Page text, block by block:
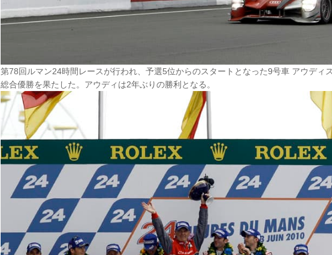
第78回ルマン24時間レースが行われ、予選5位からのスタートとなった9号車 アウディ
総合優勝を果たした。アウディは2年ぶりの勝利となる。